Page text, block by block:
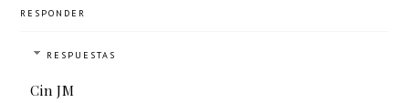
RESPONDER
RESPUESTAS
Cin JM